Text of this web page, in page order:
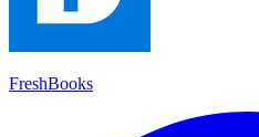
FreshBooks